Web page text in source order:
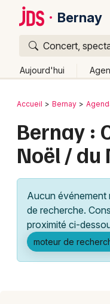
Bernay
Concert,
Aujourd'hui
Publier un
Grands
Activité &
Manifestations
Foires & salons
Bordeaux
Colmar
Lille
Lyon
Marseille
Mulhouse
Retour
Accueil Bernay
Bernay :
Noël / du
Aucun événement
de recherche.
proximité ci-
moteur de
Quoi ?
Où ?
Partout
Près de moi
Quand ?
Aujourd'hui
Demain